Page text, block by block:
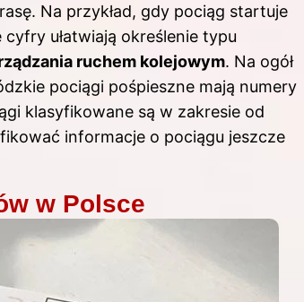
Na przykład, gdy pociąg startuje
ułatwiają określenie typu
ruchem kolejowym. Na ogół
pociągi pośpieszne mają numery
klasyfikowane są w zakresie od
informacje o pociągu jeszcze
w Polsce